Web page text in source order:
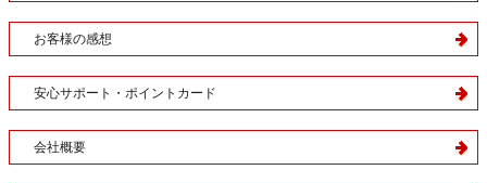
お客様の感想
安心サポート・ポイントカード
会社概要